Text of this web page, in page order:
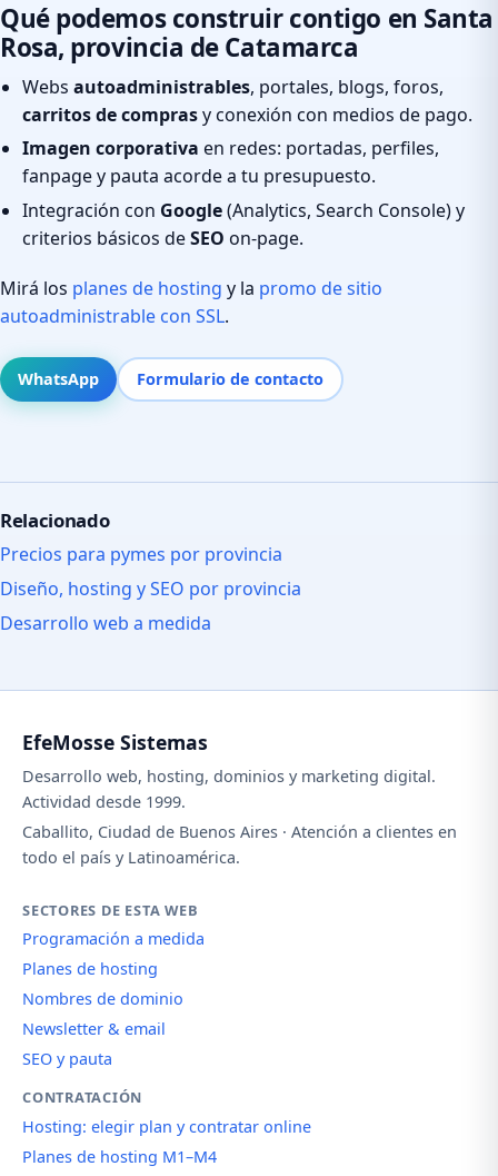
Qué podemos construir contigo en Santa
Rosa, provincia de Catamarca
Webs autoadministrables, portales, blogs, foros,
carritos de comprasy conexión con medios de pago.
Imagen corporativa en redes: portadas, perfiles,
fanpage y pauta acorde a tu presupuesto.
Integración con Google(Analytics, Search Console) y
criterios básicos deSEO on-page.
Mirá los planes de hosting y la promo de sitio
autoadministrable con SSL.
WhatsApp Formulario de contacto
Relacionado
Precios para pymes por provincia
Diseño, hosting y SEO por provincia
Desarrollo web a medida
EfeMosse Sistemas
Desarrollo web, hosting, dominios y marketing digital.
Actividad desde 1999.
Caballito, Ciudad de Buenos Aires · Atención a clientes en
todo el país y Latinoamérica.
SECTORES DE ESTA WEB
Programación a medida
Planes de hosting
Nombres de dominio
Newsletter & email
SEO y pauta
CONTRATACIÓN
Hosting: elegir plan y contratar online
Planes de hosting M1–M4